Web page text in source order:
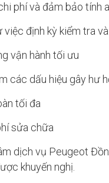
phí và đảm bảo tính
việc định kỳ kiểm tra
vận hành tối ưu
các dấu hiệu gây hư
tối đa
sửa chữa
dịch vụ Peugeot
khuyến nghị.